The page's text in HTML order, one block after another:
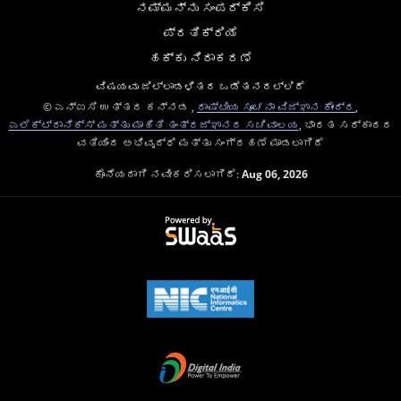
ನಮ್ಮನ್ನು ಸಂಪರ್ಕಿಸಿ
ಪ್ರತಿಕ್ರಿಯೆ
ಹಕ್ಕು ನಿರಾಕರಣೆ
ವಿಷಯವು ಜಿಲ್ಲಾಡಳಿತದ ಒಡೆತನದಲ್ಲಿದೆ
© ಎನ್ಐಸಿ ಉತ್ತರ ಕನ್ನಡ ,
ರಾಷ್ಟೀಯ ಸೂಚನಾ ವಿಜ್ಞಾನ ಕೇಂದ್ರ
ಎಲೆಕ್ಟ್ರಾನಿಕ್ಸ್ ಮತ್ತು ಮಾಹಿತಿ ತಂತ್ರಜ್ಞಾನದ ಸಚಿವಾಲಯ , ಭಾರತ ಸರ್ಕಾರದ
ವತಿಯಿಂದ ಅಭಿವೃದ್ಧಿ ಮತ್ತು ಸಂಗ್ರಹಣೆ ಮಾಡಲಾಗಿದೆ
ಕೊನೆಯದಾಗಿ ನವೀಕರಿಸಲಾಗಿದೆ:Aug 06, 2026